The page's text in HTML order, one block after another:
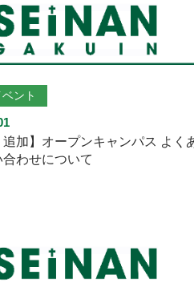
ント
追加】オープンキャンパス よく
合わせについて